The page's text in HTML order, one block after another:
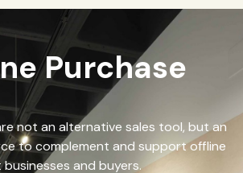
Purchase
not an alternative sales tool, but an
to complement and support offline
and buyers.